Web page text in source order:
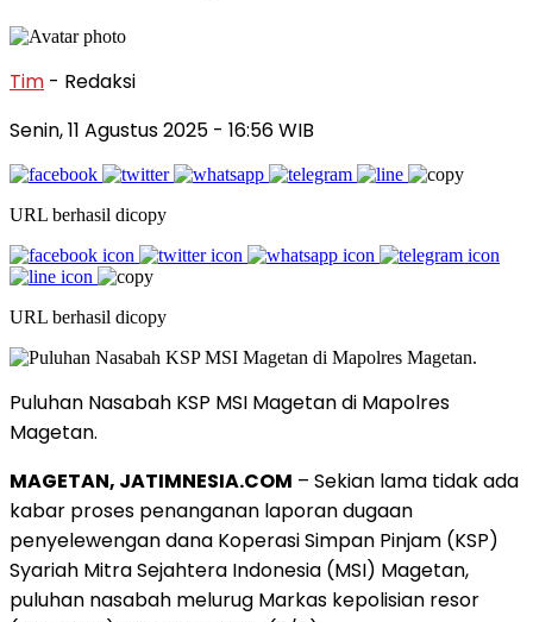
Tim - Redaksi
Senin, 11 Agustus 2025 - 16:56 WIB
URL berhasil dicopy
URL berhasil dicopy
Puluhan Nasabah KSP MSI Magetan di Mapolres
Magetan.
MAGETAN, JATIMNESIA.COM – Sekian lama tidak ada
kabar proses penanganan laporan dugaan
penyelewengan dana Koperasi Simpan Pinjam (KSP)
Syariah Mitra Sejahtera Indonesia (MSI) Magetan,
puluhan nasabah melurug Markas kepolisian resor